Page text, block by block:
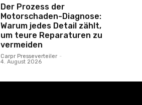
Der Prozess der
Motorschaden-Diagnose:
Warum jedes Detail zählt,
um teure Reparaturen zu
vermeiden
Carpr Presseverteiler -
4. August 2026